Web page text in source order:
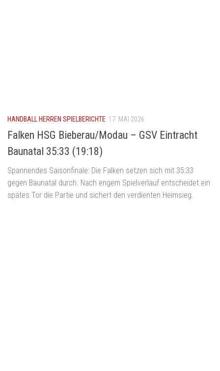
HANDBALL HERREN SPIELBERICHTE 17. MAI 2026
Falken HSG Bieberau/Modau – GSV Eintracht
Baunatal 35:33 (19:18)
Spannendes Saisonfinale: Die Falken setzen sich mit 35:33
gegen Baunatal durch. Nach engem Spielverlauf entscheidet ein
spätes Tor die Partie und sichert den verdienten Heimsieg.